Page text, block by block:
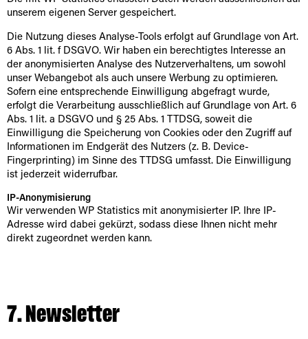
unserem eigenen Server gespeichert.
Die Nutzung dieses Analyse-Tools erfolgt auf Grundlage von Art.
6 Abs. 1 lit. f DSGVO. Wir haben ein berechtigtes Interesse an
der anonymisierten Analyse des Nutzerverhaltens, um sowohl
unser Webangebot als auch unsere Werbung zu optimieren.
Sofern eine entsprechende Einwilligung abgefragt wurde,
erfolgt die Verarbeitung ausschließlich auf Grundlage von Art. 6
Abs. 1 lit. a DSGVO und § 25 Abs. 1 TTDSG, soweit die
Einwilligung die Speicherung von Cookies oder den Zugriff auf
Informationen im Endgerät des Nutzers (z. B. Device-
Fingerprinting) im Sinne des TTDSG umfasst. Die Einwilligung
ist jederzeit widerrufbar.
IP-Anonymisierung
Wir verwenden WP Statistics mit anonymisierter IP. Ihre IP-
Adresse wird dabei gekürzt, sodass diese Ihnen nicht mehr
direkt zugeordnet werden kann.
7. Newsletter